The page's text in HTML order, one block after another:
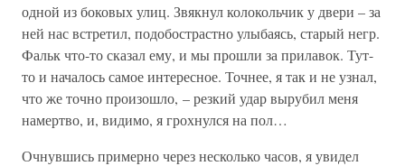
одной из боковых улиц. Звякнул колокольчик у двери – за
ней нас встретил, подобострастно улыбаясь, старый негр.
Фальк что-то сказал ему, и мы прошли за прилавок. Тут-
то и началось самое интересное. Точнее, я так и не узнал,
что же точно произошло, – резкий удар вырубил меня
намертво, и, видимо, я грохнулся на пол…
Очнувшись примерно через несколько часов, я увидел